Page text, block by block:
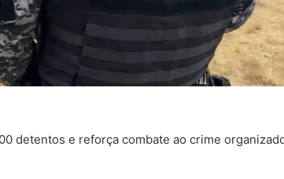
detentos e reforça combate ao crime